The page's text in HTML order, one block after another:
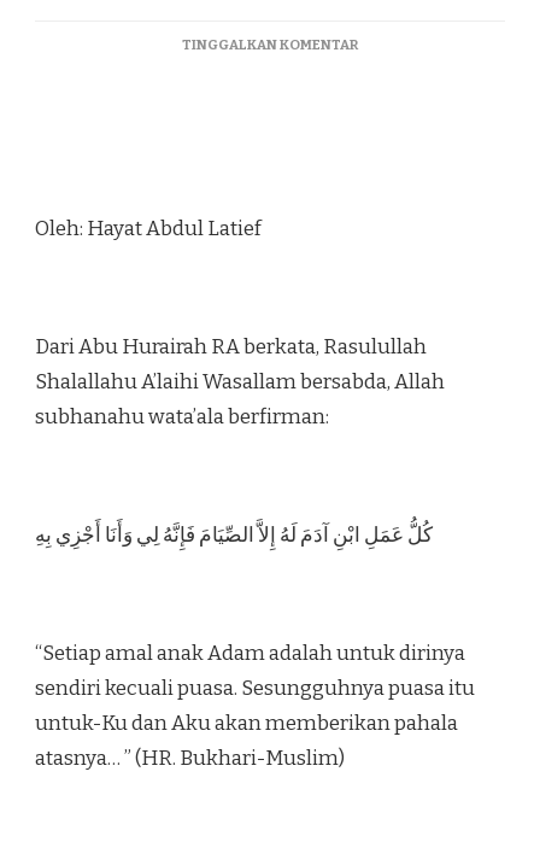
TINGGALKAN KOMENTAR
Oleh: Hayat Abdul Latief
Dari Abu Hurairah RA berkata, Rasulullah
Shalallahu A’laihi Wasallam bersabda, Allah
subhanahu wata’ala berfirman:
كُلُّ عَمَلِ ابْنِ آدَمَ لَهُ إِلاَّ الصِّيَامَ فَإِنَّهُ لِي وَأَنَا أَجْزِي بِهِ
“Setiap amal anak Adam adalah untuk dirinya
sendiri kecuali puasa. Sesungguhnya puasa itu
untuk-Ku dan Aku akan memberikan pahala
atasnya… ” (HR. Bukhari-Muslim)